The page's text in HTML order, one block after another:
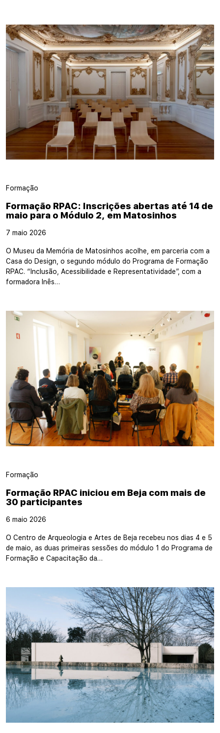
Formação
Formação RPAC: Inscrições abertas até 14 de
maio para o Módulo 2, em Matosinhos
7 maio 2026
O Museu da Memória de Matosinhos acolhe, em parceria com a
Casa do Design, o segundo módulo do Programa de Formação
RPAC. “Inclusão, Acessibilidade e Representatividade”, com a
formadora Inês…
Formação
Formação RPAC iniciou em Beja com mais de
30 participantes
6 maio 2026
O Centro de Arqueologia e Artes de Beja recebeu nos dias 4 e 5
de maio, as duas primeiras sessões do módulo 1 do Programa de
Formação e Capacitação da…